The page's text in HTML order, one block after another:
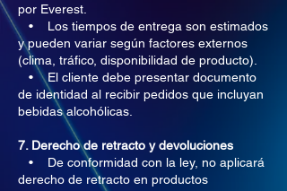
por Everest.
• Los tiempos de entrega son estimados
y pueden variar según factores externos
(clima, tráfico, disponibilidad de producto).
• El cliente debe presentar documento
de identidad al recibir pedidos que incluyan
bebidas alcohólicas.
7. Derecho de retracto y devoluciones
• De conformidad con la ley, no aplicará
derecho de retracto en productos